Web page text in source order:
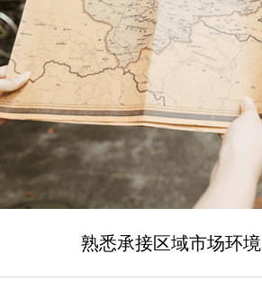
熟悉承接区域市场环境